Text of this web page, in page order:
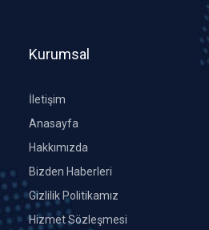
Kurumsal
İletişim
Anasayfa
Hakkımızda
Bizden Haberleri
Gizlilik Politikamız
Hizmet Sözleşmesi